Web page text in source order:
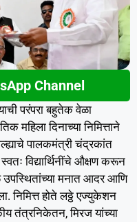
Channel
परंपरा बहुतेक वेळा
महिला दिनाच्या निमित्ताने
पालकमंत्री चंद्रकांत
विद्यार्थिनींचे औक्षण करून
उपस्थितांच्या मनात आदर आणि
निमित्त होते लठ्ठे एज्युकेशन
तंत्रनिकेतन, मिरज यांच्या